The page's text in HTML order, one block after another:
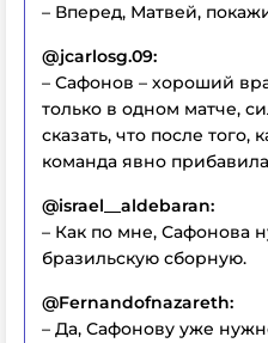
– Вперед, Матвей,
@jcarlosg.09:
– Сафонов – хороший
только в одном матче,
сказать, что после
команда явно
@israel__aldebaran:
– Как по мне, Сафонова
бразильскую сборную.
@Fernandofnazareth:
– Да, Сафонову уже